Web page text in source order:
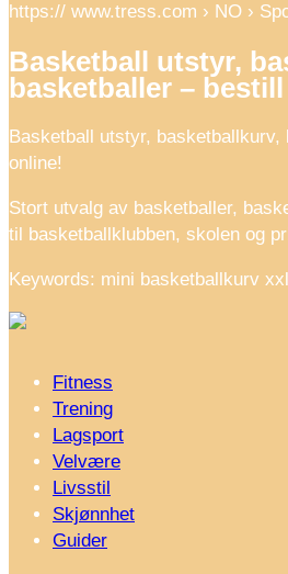
https:// www.tress.com › NO ›
Basketball utstyr,
basketballer –
Basketball utstyr, basketballkurv,
online!
Stort utvalg av basketballer,
til basketballklubben, skolen og
Keywords: mini basketballkurv xxl
Fitness
Trening
Lagsport
Velvære
Livsstil
Skjønnhet
Guider